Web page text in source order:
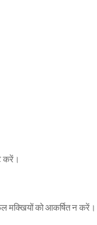
करें।
को आकर्षित न करें।